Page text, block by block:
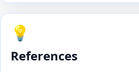
💡
References